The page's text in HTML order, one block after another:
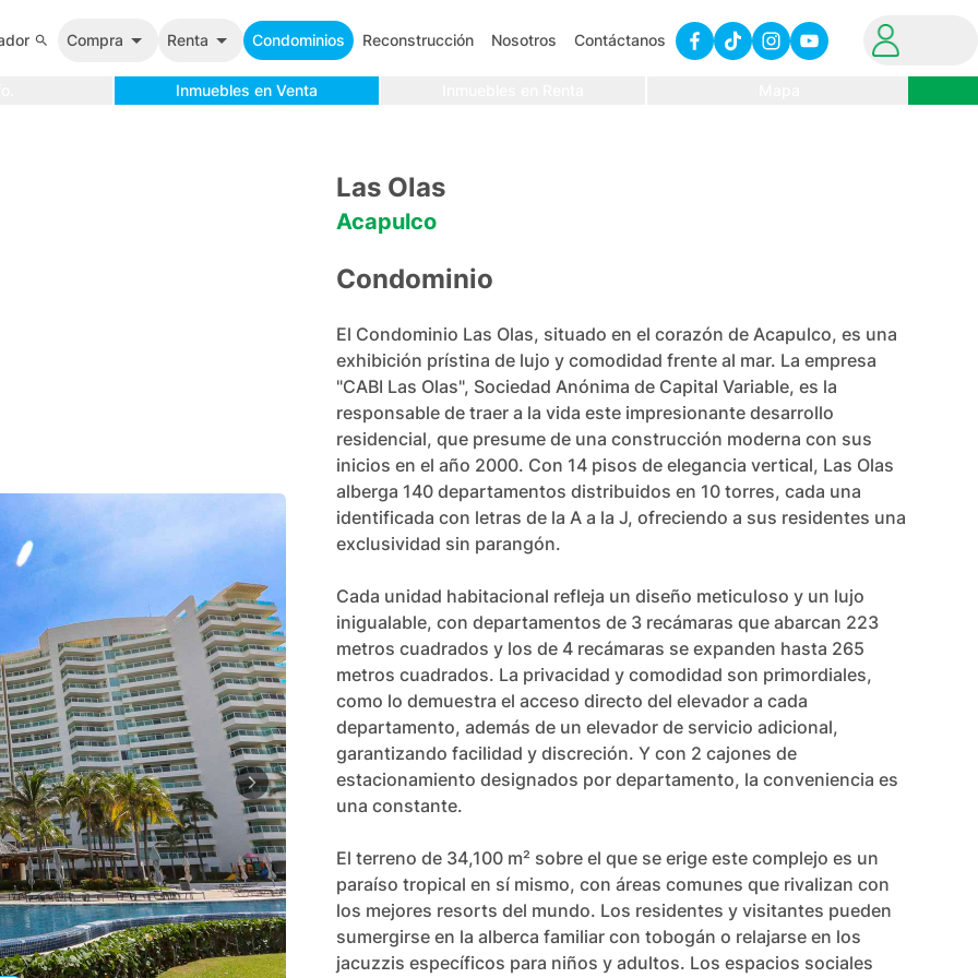
Compra Renta Condominios Reconstrucción Nosotros Contáctanos
Inmuebles en Venta
Las Olas
Acapulco
Condominio
El Condominio Las Olas, situado en el corazón de Acapulco, es una
exhibición prístina de lujo y comodidad frente al mar. La empresa
"CABI Las Olas", Sociedad Anónima de Capital Variable, es la
responsable de traer a la vida este impresionante desarrollo
residencial, que presume de una construcción moderna con sus
inicios en el año 2000. Con 14 pisos de elegancia vertical, Las Olas
alberga 140 departamentos distribuidos en 10 torres, cada una
identificada con letras de la A a la J, ofreciendo a sus residentes una
exclusividad sin parangón.
Cada unidad habitacional refleja un diseño meticuloso y un lujo
inigualable, con departamentos de 3 recámaras que abarcan 223
metros cuadrados y los de 4 recámaras se expanden hasta 265
metros cuadrados. La privacidad y comodidad son primordiales,
como lo demuestra el acceso directo del elevador a cada
departamento, además de un elevador de servicio adicional,
garantizando facilidad y discreción. Y con 2 cajones de
estacionamiento designados por departamento, la conveniencia es
una constante.
El terreno de 34,100 m² sobre el que se erige este complejo es un
paraíso tropical en sí mismo, con áreas comunes que rivalizan con
los mejores resorts del mundo. Los residentes y visitantes pueden
sumergirse en la alberca familiar con tobogán o relajarse en los
jacuzzis específicos para niños y adultos. Los espacios sociales